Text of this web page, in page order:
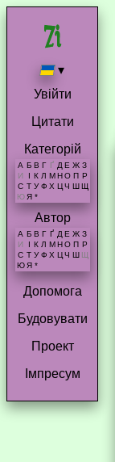
▾
Увійти
Цитати
Категорій
А Б В Г Ґ Д Е Ж З
И
І К Л М Н О П Р
С Т У Ф Х Ц Ч Ш Щ
Ю Я *
Автор
А Б В Г Ґ Д Е Ж З
И
К Л М Н О П Р
С Т У Ф Х Ц Ч Ш Щ
Ю Я *
Допомога
Будовувати
Проект
Імпресум